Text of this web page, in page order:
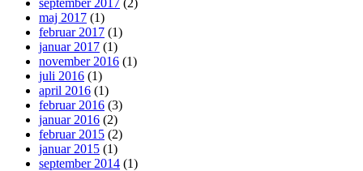
maj 2017 (1)
februar 2017 (1)
januar 2017 (1)
november 2016 (1)
juli 2016 (1)
april 2016 (1)
februar 2016 (3)
januar 2016 (2)
februar 2015 (2)
januar 2015 (1)
september 2014 (1)